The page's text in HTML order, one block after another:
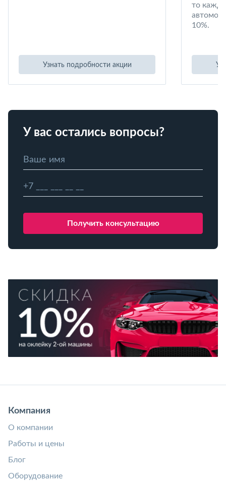
Узнать подробности акции
то
10%.
У вас остались вопросы?
Компания
О компании
Работы и цены
Блог
Оборудование